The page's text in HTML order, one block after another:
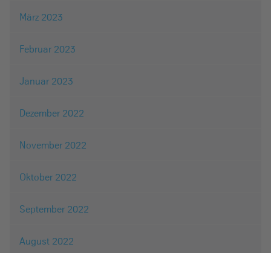
März 2023
Februar 2023
Januar 2023
Dezember 2022
November 2022
Oktober 2022
September 2022
August 2022